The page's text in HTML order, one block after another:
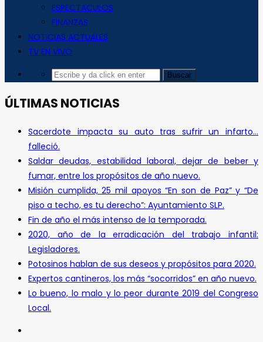
ESPECTACULOS
FINANZAS
NOTICIAS ACTUALES
TV EN VIVO
ÚLTIMAS NOTICIAS
Sacerdote impacta su auto tras sufrir un infarto…
falleció.
Saldar deudas, estabilidad laboral, dejar de beber y
fumar, entre los propósitos de año nuevo.
Misión cumplida, 25 mil apoyos “En son de Paz” y “De
piso a techo, es tu derecho”: Ayuntamiento SLP.
Fin de año el más intenso de la temporada.
2020, año de la erradicación del trabajo infantil:
Legisladores.
Potosinos hablan de sus deseos y propósitos para 2020.
Expertos cantineros, los más “socorridos” en año nuevo.
Lo bueno, lo malo y lo peor durante 2019 del Congreso
Local.